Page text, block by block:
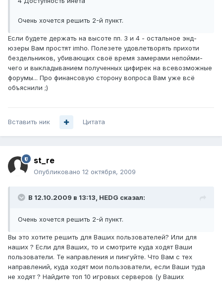
Очень хочется решить 2-й пункт.
Если будете держать на высоте пп. 3 и 4 - остальное энд-
юзеры Вам простят imho. Полезете удовлетворять прихоти
бездельников, убивающих своё время замерами непойми-
чего и выкладыванием полученных цифирек на всевозможные
форумы... Про финансовую сторону вопроса Вам уже всё
объяснили ;)
Вставить ник Цитата
st_re
Опубликовано 12 октября, 2009
В 12.10.2009 в 13:13, HEDG сказал:
Очень хочется решить 2-й пункт.
Вы это хотите решить для Ваших пользователей? Или для
наших ? Если для Ваших, то и смотрите куда ходят Ваши
пользователи. Те направления и пингуйте. Что Вам с тех
направлений, куда ходят мои пользователи, если Ваши туда
не ходят ? Найдите топ 10 игровых серверов (у Ваших